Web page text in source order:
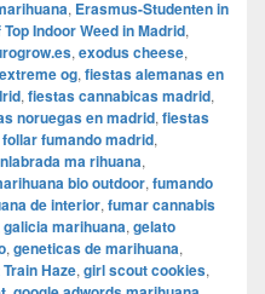
, Erasmus-Studenten in
Indoor Weed in Madrid,
, exodus cheese,
extreme og, fiestas alemanas en
, fiestas cannabicas madrid,
noruegas en madrid, fiestas
follar fumando madrid,
ma rihuana,
bio outdoor, fumando
de interior, fumar cannabis
galicia marihuana, gelato
, geneticas de marihuana,
Haze, girl scout cookies,